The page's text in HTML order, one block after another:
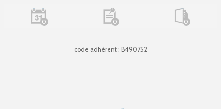
0 0 0
code adhérent : B490752